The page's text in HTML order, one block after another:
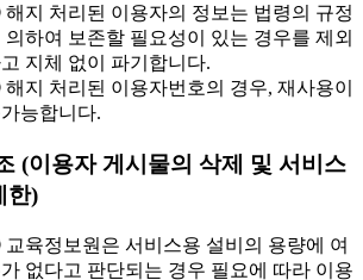
지 처리된 이용자의 정보는 법령의 규정
의하여 보존할 필요성이 있는 경우를 제외
지체 없이 파기합니다.
지 처리된 이용자번호의 경우, 재사용이
능합니다.
(이용자 게시물의 삭제 및 서비스
한)
육정보원은 서비스용 설비의 용량에 여
없다고 판단되는 경우 필요에 따라 이용